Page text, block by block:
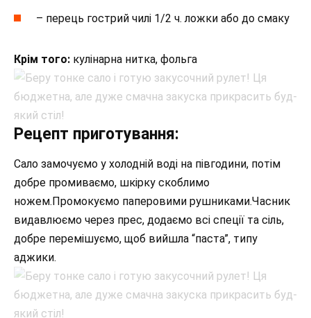
– перець гострий чилі 1/2 ч. ложки або до смаку
Крім того: кулінарна нитка, фольга
Рецепт приготування:
Сало замочуємо у холодній воді на півгодини, потім
добре промиваємо, шкірку скоблимо
ножем.Промокуємо паперовими рушниками.Часник
видавлюємо через прес, додаємо всі спеції та сіль,
добре перемішуємо, щоб вийшла “паста”, типу
аджики.